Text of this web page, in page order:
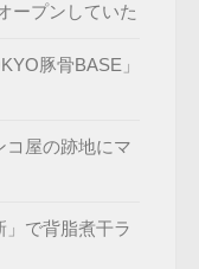
ープンしていた
豚骨BASE」
コ屋の跡地にマ
」で背脂煮干ラ